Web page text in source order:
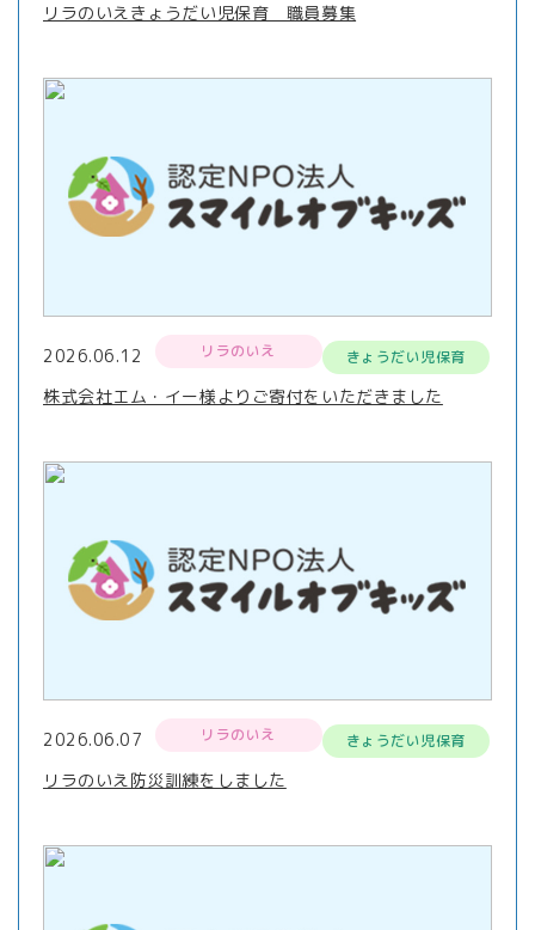
リラのいえきょうだい児保育 職員募集
2026.06.12 リラのいえ きょうだい児保育
株式会社エム・イー様よりご寄付をいただきました
2026.06.07 リラのいえ きょうだい児保育
リラのいえ防災訓練をしました